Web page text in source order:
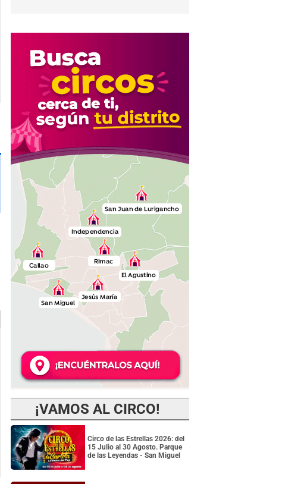
¡VAMOS AL CIRCO!
Circo de las Estrellas 2026: del
15 Julio al 30 Agosto. Parque
de las Leyendas - San Miguel